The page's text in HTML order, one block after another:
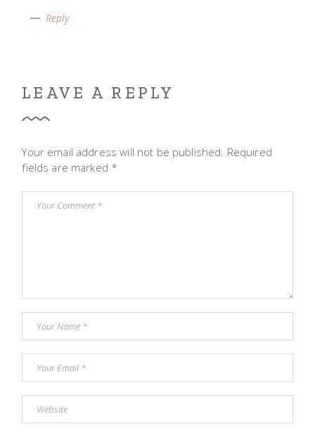
Reply
LEAVE A REPLY
Your email address will not be published. Required
fields are marked *